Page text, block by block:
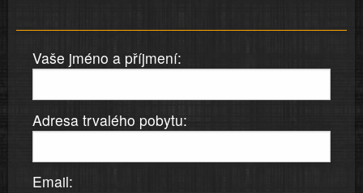
Vaše jméno a příjmení:
Adresa trvalého pobytu:
Email: